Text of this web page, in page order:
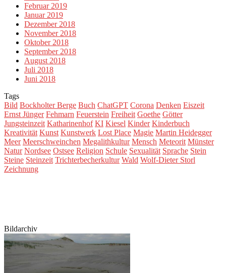
Februar 2019
Januar 2019
Dezember 2018
November 2018
Oktober 2018
September 2018
August 2018
Juli 2018
Juni 2018
Tags
Bild Bockholter Berge Buch ChatGPT Corona Denken Eiszeit
Ernst Jünger Fehmarn Feuerstein Freiheit Goethe Götter
Jungsteinzeit Katharinenhof KI Kiesel Kinder Kinderbuch
Kreativität Kunst Kunstwerk Lost Place Magie Martin Heidegger
Meer Meerschweinchen Megalithkultur Mensch Meteorit Münster
Natur Nordsee Ostsee Religion Schule Sexualität Sprache Stein
Steine Steinzeit Trichterbecherkultur Wald Wolf-Dieter Storl
Zeichnung
Bildarchiv